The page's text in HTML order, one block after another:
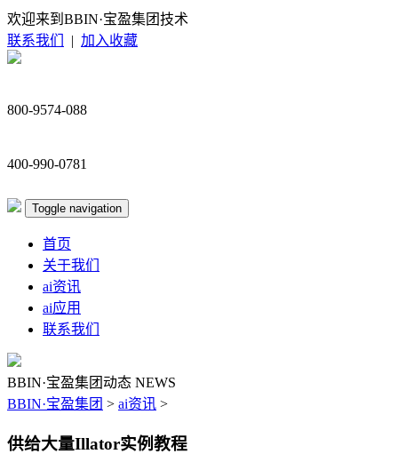
欢迎来到BBIN·宝盈集团技术
联系我们
| 加入收藏
800-9574-088
400-990-0781
Toggle navigation
首页
关于我们
ai资讯
ai应用
联系我们
BBIN·宝盈集团动态 NEWS
BBIN·宝盈集团 > ai资讯 >
供给大量Illator实例教程